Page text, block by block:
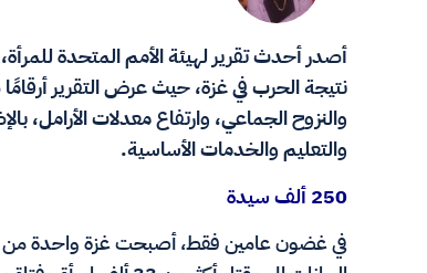
أصدر أحدث تقرير لهيئة الأمم المتحدة
نتيجة الحرب في غزة، حيث عرض التقرير
والنزوح الجماعي، وارتفاع معدلات الأرامل،
والتعليم والخدمات الأساسية.
250 ألف سيدة
في غضون عامين فقط، أصبحت غزة واحدة من